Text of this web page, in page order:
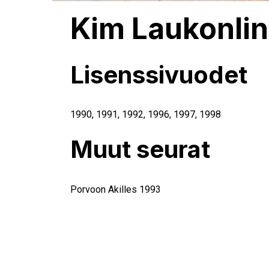
Kim
Lisenssivuodet
1990, 1991, 1992, 1996, 1997, 1998
Muut seurat
Porvoon Akilles 1993